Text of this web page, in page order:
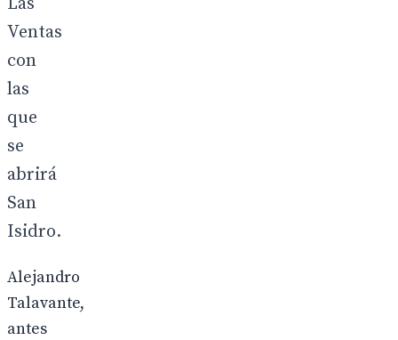
Ventas
con
las
que
se
abrirá
San
Isidro.
Alejandro
Talavante,
antes